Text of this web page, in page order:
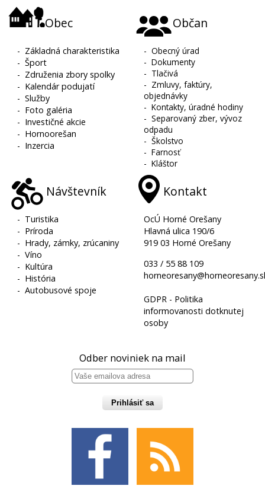
Obec
- Základná charakteristika
-Šport
- Združenia zbory spolky
- Kalendár podujatí
-Služby
- Foto galéria
- Investičné akcie
- Hornoorešan
- Inzercia
Občan
-Obecný úrad
-Dokumenty
- Tlačivá
- Zmluvy, faktúry,
objednávky
-Kontakty, úradné hodiny
-Separovaný zber, vývoz
odpadu
-Školstvo
-Farnosť
-Kláštor
Návštevník
- Turistika
- Príroda
- Hrady, zámky, zrúcaniny
-Víno
- Kultúra
- História
-Autobusové spoje
Kontakt
OcÚ Horné Orešany
Hlavná ulica 190/6
919 03 Horné Orešany
033 / 55 88 109
GDPR - Politika
informovanosti dotknutej
osoby
Odber noviniek na mail
Prihlásiť sa